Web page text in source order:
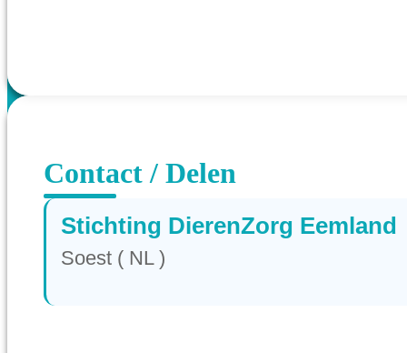
Contact / Delen
Stichting DierenZorg Eemland
Soest ( NL )